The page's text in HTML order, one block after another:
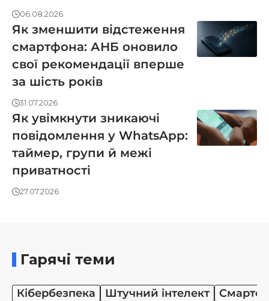
06.08.2026
Як зменшити відстеження
смартфона: АНБ оновило
свої рекомендації вперше
за шість років
31.07.2026
Як увімкнути зникаючі
повідомлення у WhatsApp:
таймер, групи й межі
приватності
27.07.2026
Гарячі теми
Кібербезпека Штучний інтелект